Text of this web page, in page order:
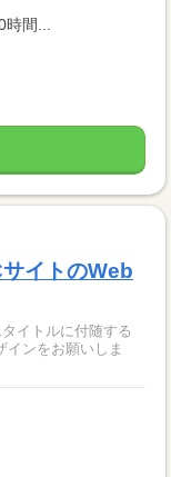
間...
サイトのWeb
イトルに付随する
インをお願いしま